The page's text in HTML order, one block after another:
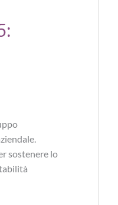
sostenere lo